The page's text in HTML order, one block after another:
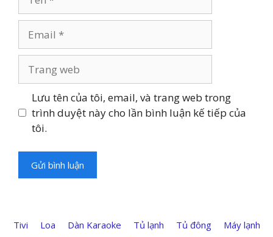
web
Lưu tên của tôi, email, và trang web trong
trình duyệt này cho lần bình luận kế tiếp của
tôi.
Tivi Loa Dàn Karaoke Tủ lạnh Tủ đông
Máy lạnh